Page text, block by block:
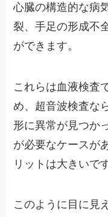
心臓の構造的な病
裂、手足の形成不
ができます。
これらは血液検査
め、超音波検査な
形に異常が見つか
が必要なケースが
リットは大きいで
このように目に見